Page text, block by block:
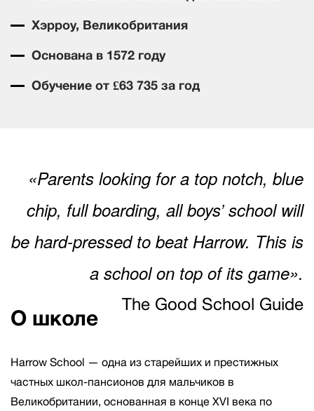
Хэрроу, Великобритания
Основана в 1572 году
Обучение от £63 735 за год
«Parents looking for a top notch, blue
chip, full boarding, all boys’ school will
be hard-pressed to beat Harrow. This is
a school on top of its game».
The Good School Guide
О школе
Harrow School — одна из старейших и престижных
частных школ-пансионов для мальчиков в
Великобритании, основанная в конце XVI века по